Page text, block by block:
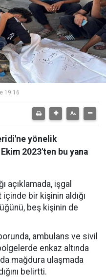
19:16
yönelik
Ekim 2023'ten bu yana
açıklamada, işgal
bir kişinin aldığı
beş kişinin de
ambulans ve sivil
enkaz altında
mağdura ulaşmada
belirtti.